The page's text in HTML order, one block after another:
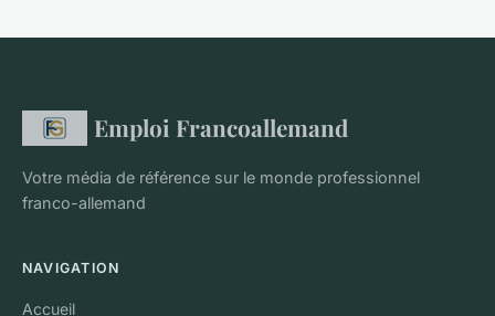
Emploi Francoallemand
Votre média de référence sur le monde professionnel
franco-allemand
NAVIGATION
Accueil